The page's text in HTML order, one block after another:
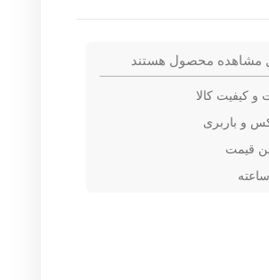
مشاهده محصول هستند
و کیفیت کالا
و باربری
قیمت